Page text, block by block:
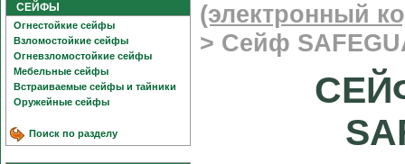
СЕЙФЫ
Огнестойкие сейфы
Взломостойкие сейфы
Огневзломостойкие сейфы
Мебельные сейфы
Встраиваемые сейфы и тайники
Оружейные сейфы
Поиск по разделу
(электронный
> Сейф